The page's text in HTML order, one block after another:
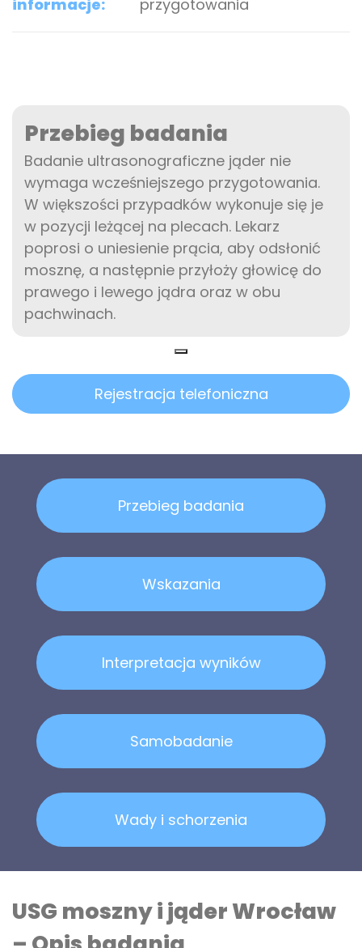
informacje:
przygotowania
Przebieg badania
Badanie ultrasonograficzne jąder nie
wymaga wcześniejszego przygotowania.
W większości przypadków wykonuje się je
w pozycji leżącej na plecach. Lekarz
poprosi o uniesienie prącia, aby odsłonić
mosznę, a następnie przyłoży głowicę do
prawego i lewego jądra oraz w obu
pachwinach.
Rejestracja telefoniczna
Przebieg badania
Wskazania
Interpretacja wyników
Samobadanie
Wady i schorzenia
USG moszny i jąder Wrocław